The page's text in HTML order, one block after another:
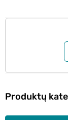
Produktų